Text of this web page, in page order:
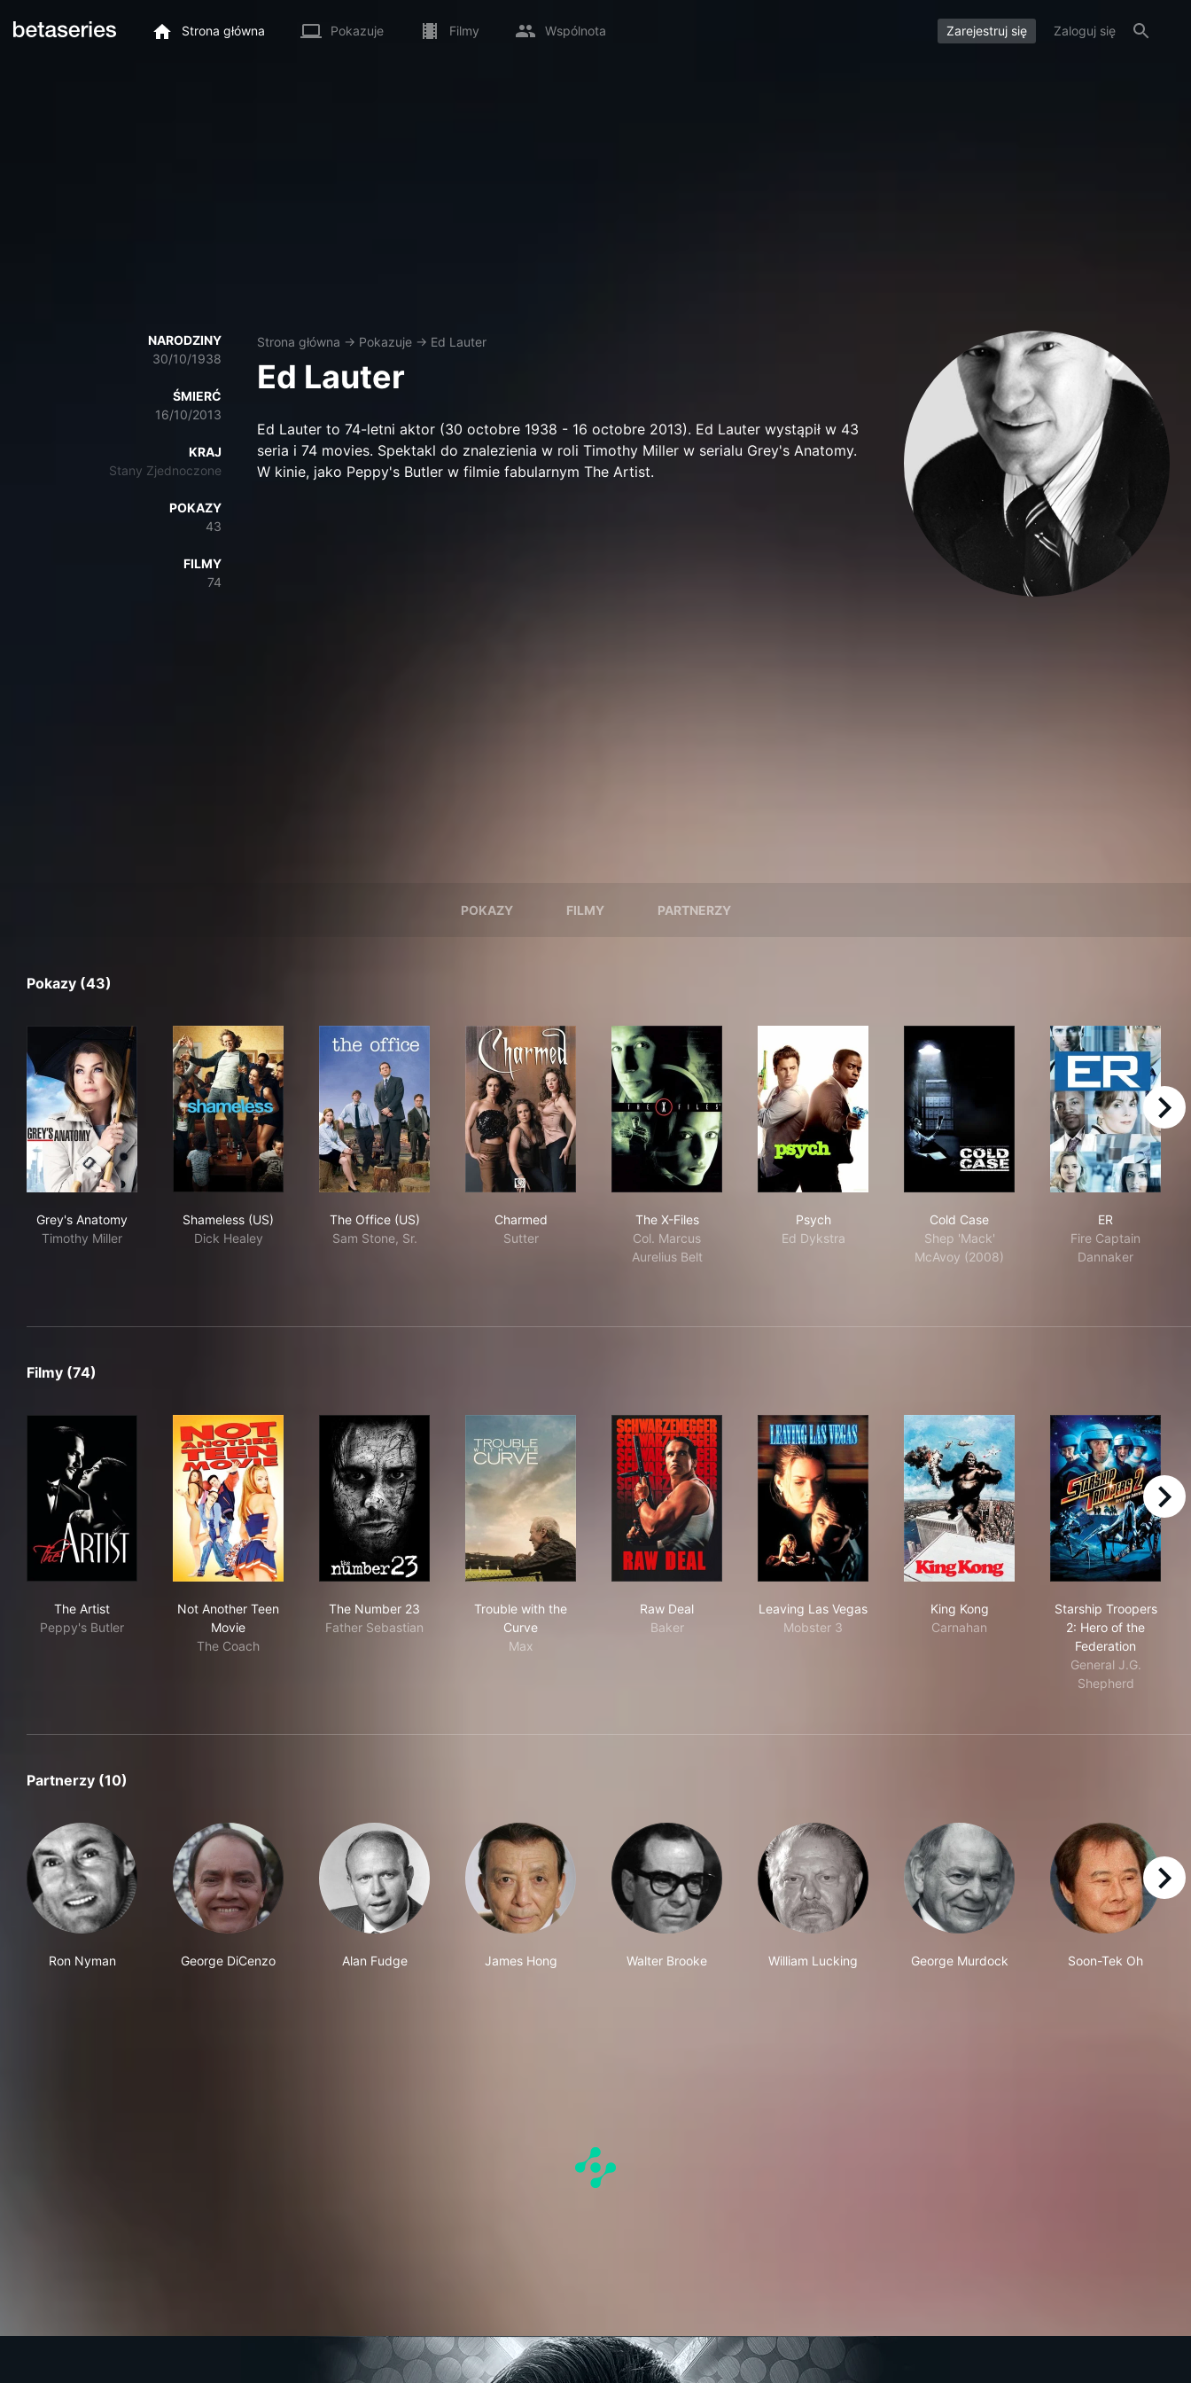
Strona główna Pokazuje Filmy Wspólnota Zarejestruj się Zaloguj się
NARODZINY
30/10/1938
ŚMIERĆ
16/10/2013
KRAJ
Stany Zjednoczone
POKAZY
43
FILMY
74
Strona główna → Pokazuje → Ed Lauter
Ed Lauter
Ed Lauter to 74-letni aktor (30 octobre 1938 - 16 octobre 2013). Ed Lauter wystąpił w 43
seria i 74 movies. Spektakl do znalezienia w roli Timothy Miller w serialu Grey's Anatomy.
W kinie, jako Peppy's Butler w filmie fabularnym The Artist.
POKAZY FILMY PARTNERZY
Pokazy (43)
Grey's Anatomy
Timothy Miller
Shameless (US)
Dick Healey
The Office (US)
Sam Stone, Sr.
Charmed
Sutter
The X-Files
Col. Marcus
Aurelius Belt
Psych
Ed Dykstra
Cold Case
Shep 'Mack'
McAvoy (2008)
ER
Fire Captain
Dannaker
right
Filmy (74)
The Artist
Peppy's Butler
Not Another Teen
Movie
The Coach
The Number 23
Father Sebastian
Trouble with the
Curve
Max
Raw Deal
Baker
Leaving Las Vegas
Mobster 3
King Kong
Carnahan
Starship Troopers
2: Hero of the
Federation
General J.G.
Shepherd
right
Partnerzy (10)
Ron Nyman George DiCenzo Alan Fudge James Hong Walter Brooke William Lucking George Murdock Soon-Tek Oh
right